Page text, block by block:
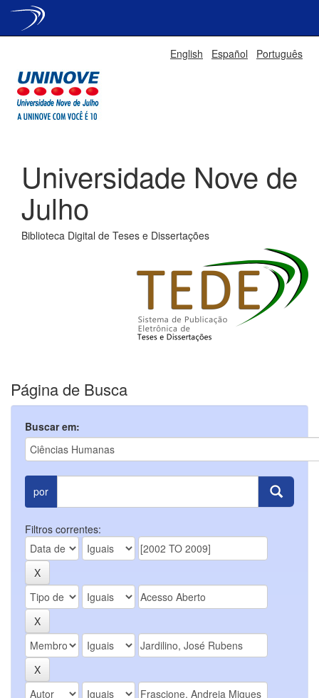
English Español Português
Universidade Nove de
Julho
Biblioteca Digital de Teses e Dissertações
Página de Busca
Buscar em:
por
Filtros correntes: